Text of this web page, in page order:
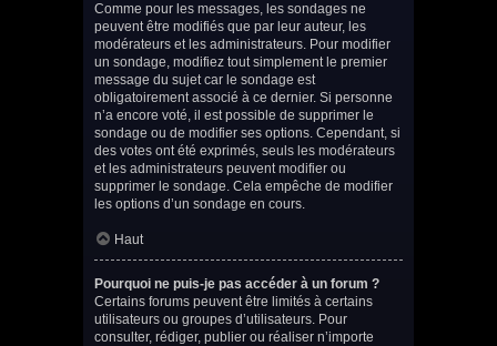
Comme pour les messages, les sondages ne
peuvent être modifiés que par leur auteur, les
modérateurs et les administrateurs. Pour modifier
un sondage, modifiez tout simplement le premier
message du sujet car le sondage est
obligatoirement associé à ce dernier. Si personne
n’a encore voté, il est possible de supprimer le
sondage ou de modifier ses options. Cependant, si
des votes ont été exprimés, seuls les modérateurs
et les administrateurs peuvent modifier ou
supprimer le sondage. Cela empêche de modifier
les options d’un sondage en cours.
Haut
Pourquoi ne puis-je pas accéder à un forum ?
Certains forums peuvent être limités à certains
utilisateurs ou groupes d’utilisateurs. Pour
consulter, rédiger, publier ou réaliser n’importe